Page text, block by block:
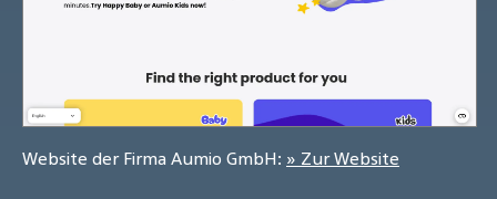
Website der Firma Aumio GmbH: » Zur Website